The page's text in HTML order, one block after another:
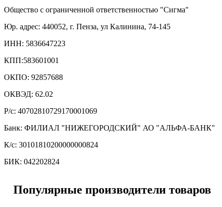
Общество с ограниченной ответственностью "Сигма"
Юр. адрес: 440052, г. Пенза, ул Калинина, 74-145
ИНН: 5836647223
КПП:583601001
ОКПО: 92857688
ОКВЭД: 62.02
Р/с: 40702810729170001069
Банк: ФИЛИАЛ "НИЖЕГОРОДСКИЙ" АО "АЛЬФА-БАНК"
К/с: 30101810200000000824
БИК: 042202824
Популярные производители товаров